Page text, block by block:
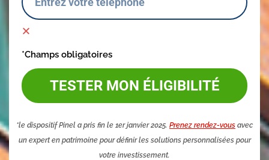
*Champs obligatoires
TESTER MON ÉLIGIBILITÉ
*le dispositif Pinel a pris fin le 1er janvier 2025. Prenez rendez-vous avec
un expert en patrimoine pour définir les solutions personnalisées pour
votre investissement.